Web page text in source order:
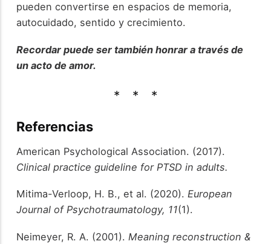
pueden convertirse en espacios de memoria,
autocuidado, sentido y crecimiento.
Recordar puede ser también honrar a través de
un acto de amor.
Referencias
American Psychological Association. (2017).
Clinical practice guideline for PTSD in adults.
Mitima-Verloop, H. B., et al. (2020). European
Journal of Psychotraumatology, 11(1).
Neimeyer, R. A. (2001). Meaning reconstruction &